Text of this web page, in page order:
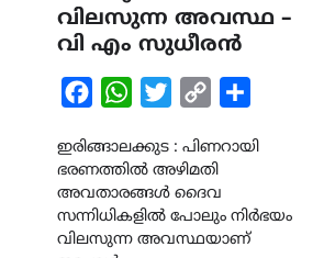
വിലസുന്ന അവസ്ഥ –
വി എം സുധീരൻ
FacebookWhatsAppTwitterCopy
ഇരിങ്ങാലക്കുട : പിണറായി
ഭരണത്തിൽ അഴിമതി
അവതാരങ്ങൾ ദൈവ
സന്നിധികളിൽ പോലും നിർഭയം
വിലസുന്ന അവസ്ഥയാണ്